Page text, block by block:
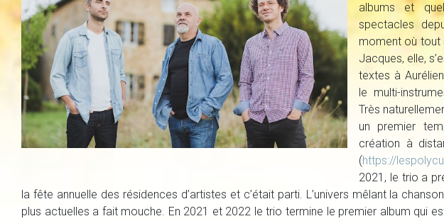
albums et
spectacles
moment où tout
Jacques, elle,
textes à
le multi-
Très
un premier
création à
(https://
2021, le trio a
la fête annuelle des résidences d’artistes et c’était parti. L’univers mêlant la
plus actuelles a fait mouche. En 2021 et 2022 le trio termine le premier album qui